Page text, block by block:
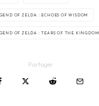
OF ZELDA : ECHOES OF WISDOM
OF ZELDA : TEARS OF THE KINGDOM
Partager